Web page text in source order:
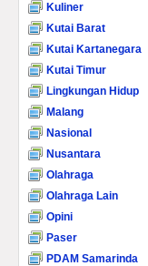
Kuliner
Kutai Barat
Kutai Kartanegara
Kutai Timur
Lingkungan Hidup
Malang
Nasional
Nusantara
Olahraga
Olahraga Lain
Opini
Paser
PDAM Samarinda